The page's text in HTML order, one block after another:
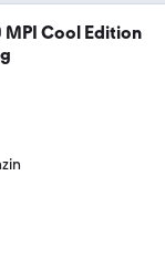
Cool Edition